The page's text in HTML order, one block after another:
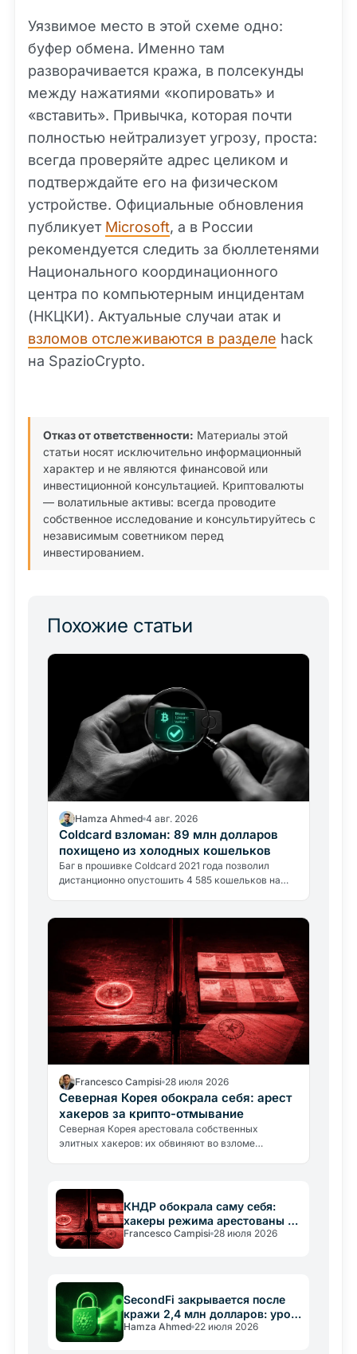
Уязвимое место в этой схеме одно:
буфер обмена. Именно там
разворачивается кража, в полсекунды
между нажатиями «копировать» и
«вставить». Привычка, которая почти
полностью нейтрализует угрозу, проста:
всегда проверяйте адрес целиком и
подтверждайте его на физическом
устройстве. Официальные обновления
публикует Microsoft, а в России
рекомендуется следить за бюллетенями
Национального координационного
центра по компьютерным инцидентам
(НКЦКИ). Актуальные случаи атак и
взломов отслеживаются в разделе hack
на SpazioCrypto.
Отказ от ответственности: Материалы этой
статьи носят исключительно информационный
характер и не являются финансовой или
инвестиционной консультацией. Криптовалюты
— волатильные активы: всегда проводите
собственное исследование и консультируйтесь с
независимым советником перед
инвестированием.
Похожие статьи
Hamza Ahmed 4 авг. 2026
Coldcard взломан: 89 млн долларов
похищено из холодных кошельков
Баг в прошивке Coldcard 2021 года позволил
дистанционно опустошить 4 585 кошельков на
Francesco Campisi 28 июля 2026
Северная Корея обокрала себя: арест
хакеров за крипто-отмывание
Северная Корея арестовала собственных
элитных хакеров: их обвиняют во взломе
КНДР обокрала саму себя:
хакеры режима арестованы за
крипторецикляж
Francesco Campisi 28 июля 2026
SecondFi закрывается после
кражи 2,4 млн долларов: урок
для всех
Hamza Ahmed 22 июля 2026